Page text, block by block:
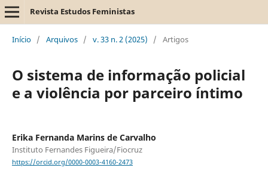
Revista Estudos Feministas
Início / Arquivos / v. 33 n. 2 (2025) / Artigos
O sistema de informação policial
e a violência por parceiro íntimo
Erika Fernanda Marins de Carvalho
Instituto Fernandes Figueira/Fiocruz
https://orcid.org/0000-0003-4160-2473